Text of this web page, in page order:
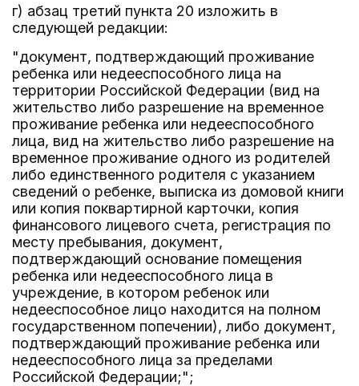
г) абзац третий пункта 20 изложить в
следующей редакции:
"документ, подтверждающий проживание
ребенка или недееспособного лица на
территории Российской Федерации (вид на
жительство либо разрешение на временное
проживание ребенка или недееспособного
лица, вид на жительство либо разрешение на
временное проживание одного из родителей
либо единственного родителя с указанием
сведений о ребенке, выписка из домовой книги
или копия поквартирной карточки, копия
финансового лицевого счета, регистрация по
месту пребывания, документ,
подтверждающий основание помещения
ребенка или недееспособного лица в
учреждение, в котором ребенок или
недееспособное лицо находится на полном
государственном попечении), либо документ,
подтверждающий проживание ребенка или
недееспособного лица за пределами
Российской Федерации;";